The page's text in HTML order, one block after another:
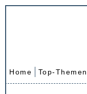
Home Top-Themen